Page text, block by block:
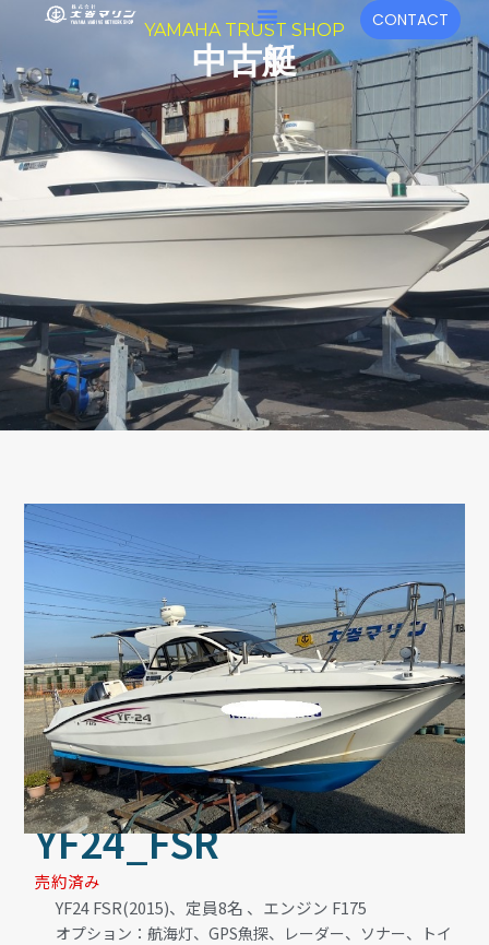
ス
キ
ッ
プ
メ
ニ
ュ
ー
CONTACT
YAMAHA TRUST SHOP
中古艇
YF24_FSR
売約済み
YF24 FSR(2015)、定員8名 、エンジン F175
オプション：航海灯、GPS魚探、レーダー、ソナー、トイ